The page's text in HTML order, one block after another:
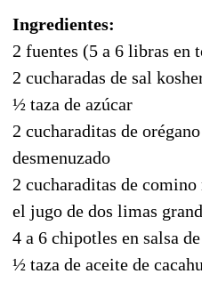
Ingredientes:
2 fuentes (5 a 6 libras en
2 cucharadas de sal
½ taza de azúcar
2 cucharaditas de
desmenuzado
2 cucharaditas de
el jugo de dos limas
4 a 6 chipotles en salsa
½ taza de aceite de